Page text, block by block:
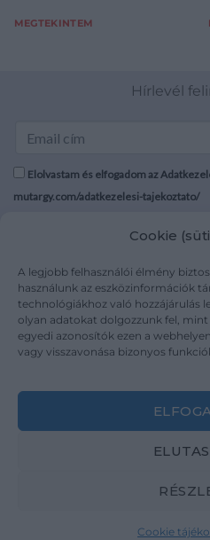
Cookie
A legjobb felhasználói élmény
használunk az eszközinformációk
technológiákhoz való hozzájárulás
olyan adatokat dolgozzunk fel, mint
egyedi azonosítók ezen a
vagy visszavonása bizonyos
Cookie
MEGTEKINTEM
Hírlevél
Elolvastam és elfogadom az
mutargy.com/adatkezelesi-tajekoztato/
Médiaajánlat
Karrier
Kapcsolat